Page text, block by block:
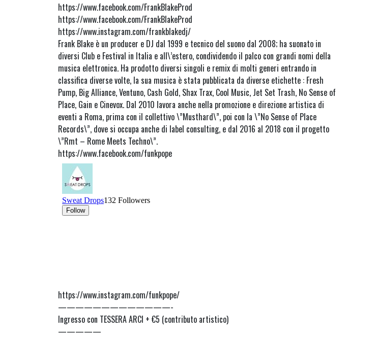
https://www.facebook.com/FrankBlakeProd
https://www.facebook.com/FrankBlakeProd
https://www.instagram.com/frankblakedj/
Frank Blake è un producer e DJ dal 1999 e tecnico del suono dal 2008; ha suonato in
diversi Club e Festival in Italia e all\’estero, condividendo il palco con grandi nomi della
musica elettronica. Ha prodotto diversi singoli e remix di molti generi entrando in
classifica diverse volte, la sua musica è stata pubblicata da diverse etichette : Fresh
Pump, Big Alliance, Ventuno, Cash Gold, Shax Trax, Cool Music, Jet Set Trash, No Sense of
Place, Gain e Cinevox. Dal 2010 lavora anche nella promozione e direzione artistica di
eventi a Roma, prima con il collettivo \”Musthard\”, poi con la \”No Sense of Place
Records\”, dove si occupa anche di label consulting, e dal 2016 al 2018 con il progetto
\”Rmt – Rome Meets Techno\”.
https://www.facebook.com/funkpope
https://www.instagram.com/funkpope/
—————————————-
Ingresso con TESSERA ARCI + €5 (contributo artistico)
—————